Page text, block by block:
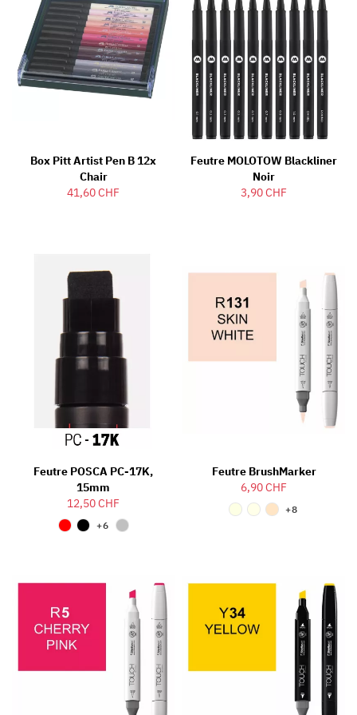
Box Pitt Artist Pen B 12x
Chair
41,60 CHF
Feutre MOLOTOW Blackliner
Noir
3,90 CHF
Feutre POSCA PC-17K,
15mm
12,50 CHF
+6
Feutre BrushMarker
6,90 CHF
+8